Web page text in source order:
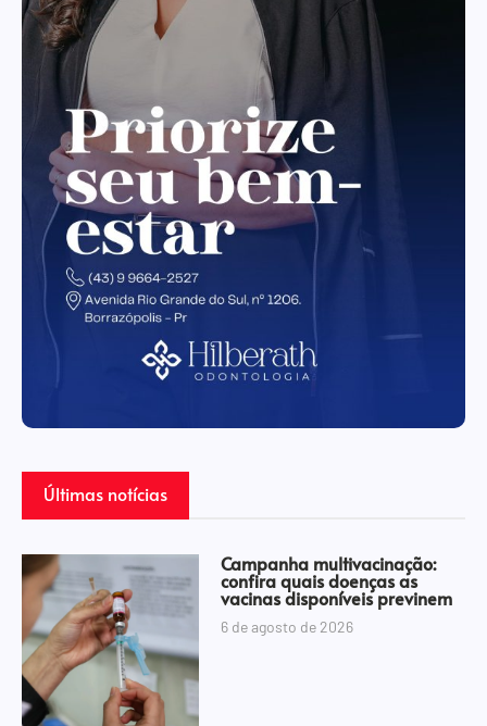
Últimas notícias
Campanha multivacinação:
confira quais doenças as
vacinas disponíveis previnem
6 de agosto de 2026